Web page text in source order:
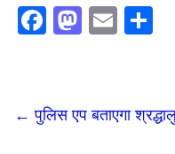
F
b
o
M
d
o
E
l e
← पुलिस एप बताएगा